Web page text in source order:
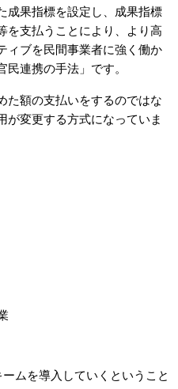
成果指標を設定し、成果指標
を支払うことにより、より高
ィブを民間事業者に強く働か
連携の手法」です。
た額の支払いをするのではな
が変更する方式になっていま
ムを導入していくということ